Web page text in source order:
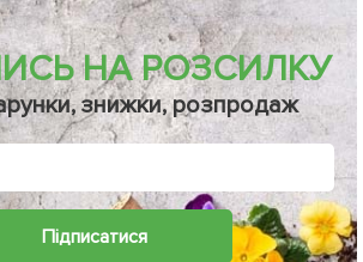
НА РОЗСИЛКУ
знижки, розпродаж
Підписатися